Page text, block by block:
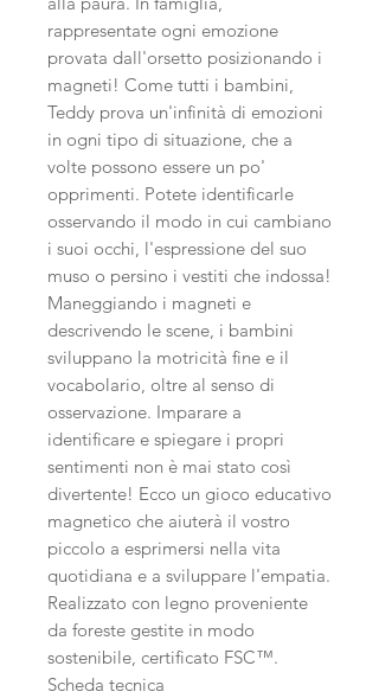
rappresentate ogni emozione
provata dall'orsetto posizionando i
magneti! Come tutti i bambini,
Teddy prova un'infinità di emozioni
in ogni tipo di situazione, che a
volte possono essere un po'
opprimenti. Potete identificarle
osservando il modo in cui cambiano
i suoi occhi, l'espressione del suo
muso o persino i vestiti che indossa!
Maneggiando i magneti e
descrivendo le scene, i bambini
sviluppano la motricità fine e il
vocabolario, oltre al senso di
osservazione. Imparare a
identificare e spiegare i propri
sentimenti non è mai stato così
divertente! Ecco un gioco educativo
magnetico che aiuterà il vostro
piccolo a esprimersi nella vita
quotidiana e a sviluppare l'empatia.
Realizzato con legno proveniente
da foreste gestite in modo
sostenibile, certificato FSC™.
Scheda tecnica